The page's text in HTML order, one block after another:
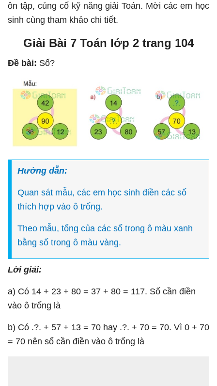
ôn tập, củng cố kỹ năng giải Toán. Mời các em học
sinh cùng tham khảo chi tiết.
Giải Bài 7 Toán lớp 2 trang 104
Đề bài: Số?
Hướng dẫn:
Quan sát mẫu, các em học sinh điền các số
thích hợp vào ô trống.
Theo mẫu, tổng của các số trong ô màu xanh
bằng số trong ô màu vàng.
Lời giải:
a) Có 14 + 23 + 80 = 37 + 80 = 117. Số cần điền
vào ô trống là
b) Có .?. + 57 + 13 = 70 hay .?. + 70 = 70. Vì 0 + 70
= 70 nên số cần điền vào ô trống là